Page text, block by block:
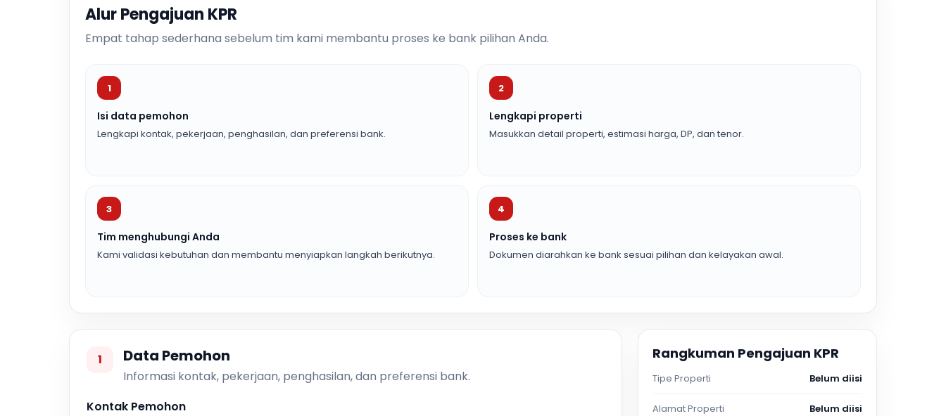
Alur Pengajuan KPR
Empat tahap sederhana sebelum tim kami membantu proses ke bank pilihan Anda.
1
Isi data pemohon
Lengkapi kontak, pekerjaan, penghasilan, dan preferensi bank.
2
Lengkapi properti
Masukkan detail properti, estimasi harga, DP, dan tenor.
3
Tim menghubungi Anda
Kami validasi kebutuhan dan membantu menyiapkan langkah berikutnya.
4
Proses ke bank
Dokumen diarahkan ke bank sesuai pilihan dan kelayakan awal.
1 Data Pemohon
Informasi kontak, pekerjaan, penghasilan, dan preferensi bank.
Kontak Pemohon
Rangkuman Pengajuan KPR
Tipe Properti Belum diisi
Alamat Properti Belum diisi